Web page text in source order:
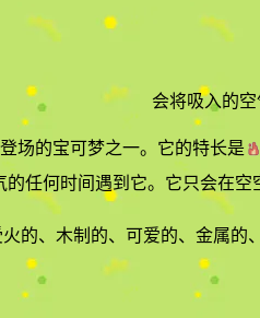
会将吸入的
场的宝可梦之一。它的特长是
的任何时间遇到它。 它只会在空
的、木制的、可爱的、金属的